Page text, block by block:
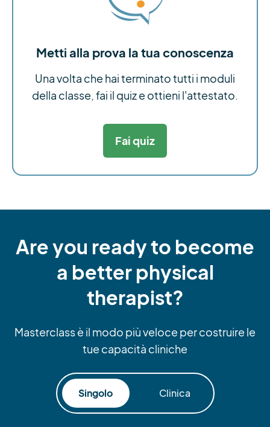
Metti alla prova la tua conoscenza
Una volta che hai terminato tutti i moduli
della classe, fai il quiz e ottieni l'attestato.
Fai quiz
Are you ready to become
a better physical
therapist?
Masterclass è il modo più veloce per costruire le
tue capacità cliniche
Singolo Clinica